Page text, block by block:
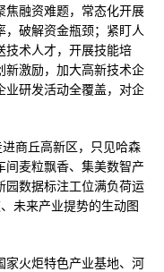
焦融资难题，常态化开展
破解资金瓶颈；紧盯人
技术人才，开展技能培
新激励，加大高新技术企
业研发活动全覆盖，对企
商丘高新区，只见哈森
麦粒飘香、集美数智产
园数据标注工位满负荷运
未来产业提势的生动图
家火炬特色产业基地、河